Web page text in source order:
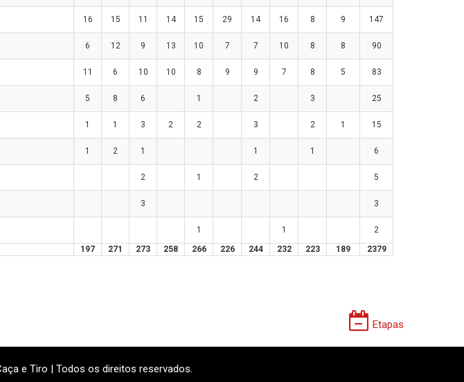
16 15 11 14 15 29 14 16 8 9 147
6 12 9 13 10 7 7 10 8 8 90
11 6 10 10 8 9 9 7 8 5 83
5 8 6 1 2 3 25
1 1 3 2 2 3 2 1 15
1 2 1 1 1 6
2 1 2 5
3 3
1 1
2
197 271 273 258 266 226 244 232 223 189 2379
Etapas
e Tiro | Todos os direitos reservados.